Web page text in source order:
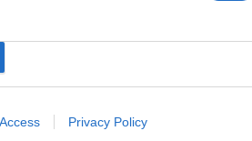
Privacy Policy
és új üzleti lehetőségek.
Szponzorációs
és építsük fel közösen a